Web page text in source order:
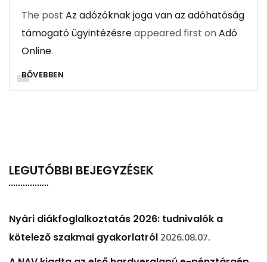
The post Az adózóknak joga van az adóhatóság
támogató ügyintézésreappeared first onAdó
Online.
BŐVEBBEN
LEGUTÓBBI BEJEGYZÉSEK
Nyári diákfoglalkoztatás 2026: tudnivalók a
kötelező szakmai gyakorlatról 2026.08.07.